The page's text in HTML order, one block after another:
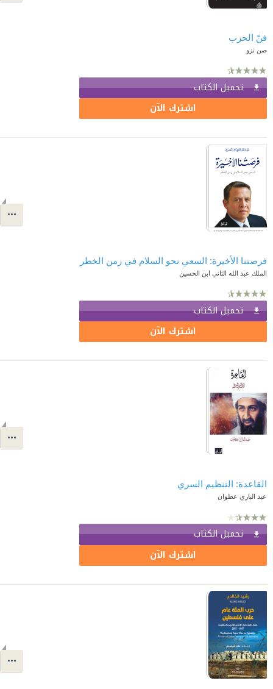
فنّ الحرب
صن تزو
تحميل الكتاب
اشترك الآن
فرصتنا الأخيرة: السعي نحو السلام في زمن الخطر
الملك عبد الله الثاني ابن الحسين
تحميل الكتاب
اشترك الآن
القاعدة: التنظيم السري
عبد الباري عطوان
تحميل الكتاب
اشترك الآن